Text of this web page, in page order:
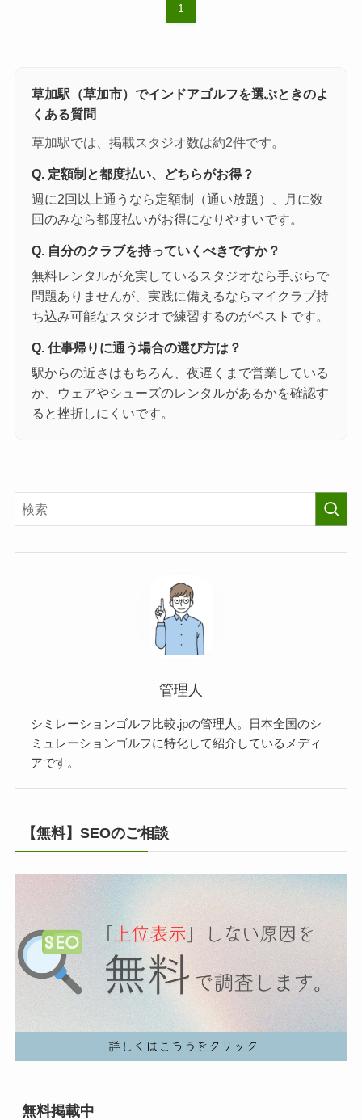
1
草加駅（草加市）でインドアゴルフを選ぶときのよ
くある質問
草加駅では、掲載スタジオ数は約2件です。
Q. 定額制と都度払い、どちらがお得？
週に2回以上通うなら定額制（通い放題）、月に数
回のみなら都度払いがお得になりやすいです。
Q. 自分のクラブを持っていくべきですか？
無料レンタルが充実しているスタジオなら手ぶらで
問題ありませんが、実践に備えるならマイクラブ持
ち込み可能なスタジオで練習するのがベストです。
Q. 仕事帰りに通う場合の選び方は？
駅からの近さはもちろん、夜遅くまで営業している
か、ウェアやシューズのレンタルがあるかを確認す
ると挫折しにくいです。
管理人
シミレーションゴルフ比較.jpの管理人。日本全国のシ
ミュレーションゴルフに特化して紹介しているメディ
アです。
【無料】SEOのご相談
無料掲載中